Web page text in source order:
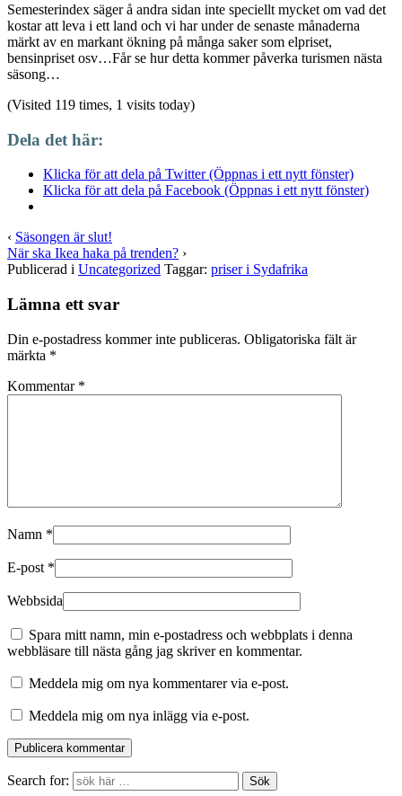
Semesterindex säger å andra sidan inte speciellt mycket om vad det
kostar att leva i ett land och vi har under de senaste månaderna
märkt av en markant ökning på många saker som elpriset,
bensinpriset osv…Får se hur detta kommer påverka turismen nästa
säsong…
(Visited 119 times, 1 visits today)
Dela det här:
Klicka för att dela på Twitter (Öppnas i ett nytt fönster)
Klicka för att dela på Facebook (Öppnas i ett nytt fönster)
‹ Säsongen är slut!
När ska Ikea haka på trenden? ›
Publicerad i Uncategorized Taggar: priser i Sydafrika
Lämna ett svar
Din e-postadress kommer inte publiceras. Obligatoriska fält är
märkta *
Kommentar *
Namn *
E-post *
Webbsida
Spara mitt namn, min e-postadress och webbplats i denna
webbläsare till nästa gång jag skriver en kommentar.
Meddela mig om nya kommentarer via e-post.
Meddela mig om nya inlägg via e-post.
Search for: